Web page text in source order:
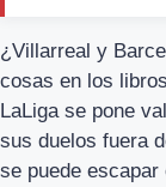
¿Villarreal y
cosas en los
LaLiga se pone
sus duelos fuera
se puede escapar